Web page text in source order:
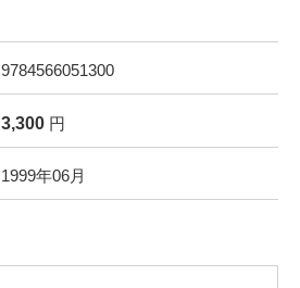
9784566051300
3,300円
1999年06月